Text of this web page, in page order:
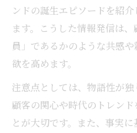
ンドの誕生エピソードを紹
ます。こうした情報発信は
員」であるかのような共感
欲を高めます。
注意点としては、物語性が独
顧客の関心や時代のトレン
とが大切です。また、事実